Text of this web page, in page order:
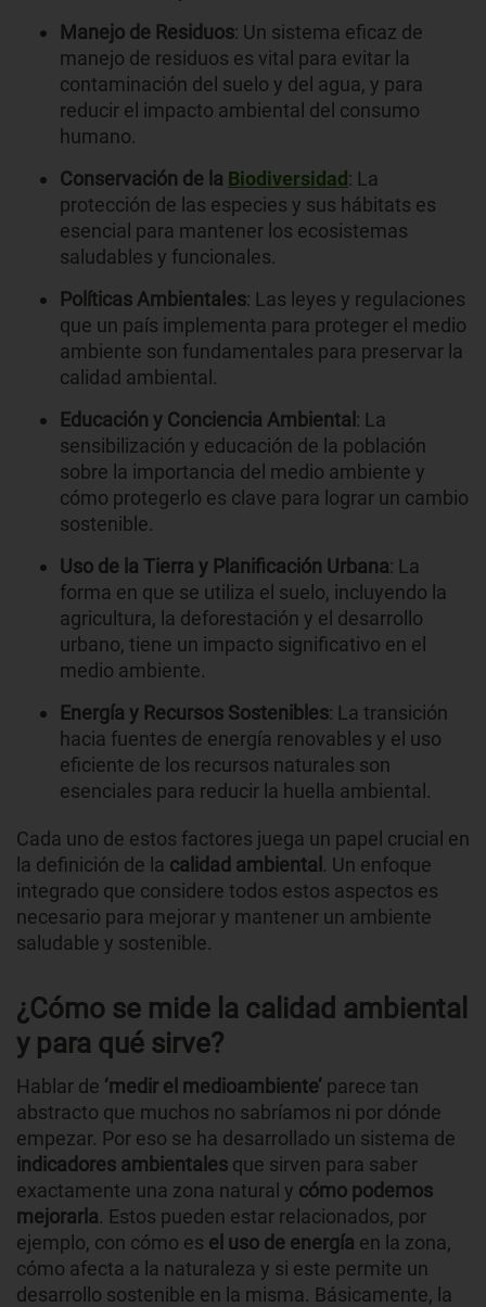
Manejo de Residuos: Un sistema eficaz de
manejo de residuos es vital para evitar la
contaminación del suelo y del agua, y para
reducir el impacto ambiental del consumo
humano.
Conservación de la Biodiversidad: La
protección de las especies y sus hábitats es
esencial para mantener los ecosistemas
saludables y funcionales.
Políticas Ambientales: Las leyes y regulaciones
que un país implementa para proteger el medio
ambiente son fundamentales para preservar la
calidad ambiental.
Educación y Conciencia Ambiental : La
sensibilización y educación de la población
sobre la importancia del medio ambiente y
cómo protegerlo es clave para lograr un cambio
sostenible.
Uso de la Tierra y Planificación Urbana: La
forma en que se utiliza el suelo, incluyendo la
agricultura, la deforestación y el desarrollo
urbano, tiene un impacto significativo en el
medio ambiente.
Energía y Recursos Sostenibles: La transición
hacia fuentes de energía renovables y el uso
eficiente de los recursos naturales son
esenciales para reducir la huella ambiental.
Cada uno de estos factores juega un papel crucial en
la definición de la calidad ambiental . Un enfoque
integrado que considere todos estos aspectos es
necesario para mejorar y mantener un ambiente
saludable y sostenible.
¿Cómo se mide la calidad ambiental
y para qué sirve?
Hablar de ‘medir el medioambiente’ parece tan
abstracto que muchos no sabríamos ni por dónde
empezar. Por eso se ha desarrollado un sistema de
indicadores ambientales que sirven para saber
exactamente una zona natural y cómo podemos
mejorarla. Estos pueden estar relacionados, por
ejemplo, con cómo es el uso de energía en la zona,
cómo afecta a la naturaleza y si este permite un
desarrollo sostenible en la misma. Básicamente, la